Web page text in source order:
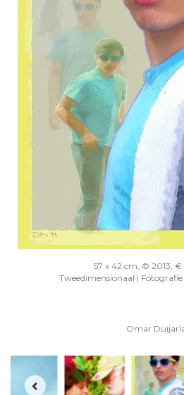
57 x 42 cm, © 2013,
Tweedimensionaal |
Omar